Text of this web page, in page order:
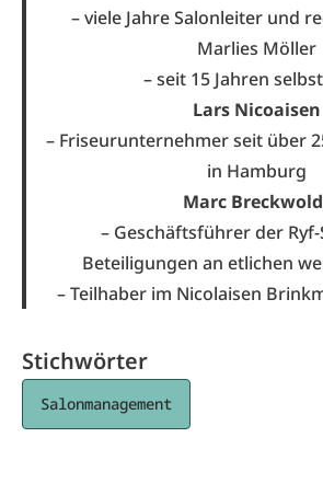
– viele Jahre Salonleiter und
Marlies Möller
– seit 15 Jahren
Lars Nicoaisen
– Friseurunternehmer seit über
in Hamburg
Marc
– Geschäftsführer der
Beteiligungen an etlichen
– Teilhaber im Nicolaisen
Stichwörter
Salonmanagement